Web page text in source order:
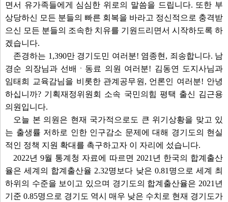
면서 유가족들에게 심심한 위로의 말씀을 드립니다. 또한 부
상당하신 모든 분들의 빠른 회복을 바라고 정신적으로 충격받
으신 모든 분들의 조속한 치유를 기원드리면서 시작하도록 하
겠습니다.
존경하는 1,390만 경기도민 여러분! 염종현, 죄송합니다. 남
경순 의장님과 선배ㆍ동료 의원 여러분! 김동연 도지사님과
임태희 교육감님을 비롯한 관계공무원, 언론인 여러분! 안녕
하십니까? 기획재정위원회 소속 국민의힘 평택 출신 김근용
의원입니다.
오늘 본 의원은 현재 국가적으로도 큰 위기상황을 맞고 있
는 출생률 저하로 인한 인구감소 문제에 대해 경기도의 현실
적인 정책 지원 확대를 촉구하고자 이 자리에 섰습니다.
2022년 9월 통계청 자료에 따르면 2021년 한국의 합계출산
율은 세계의 합계출산율 2.32명보다 낮은 0.81명으로 세계 최
하위의 수준을 보이고 있으며 경기도의 합계출산율은 2021년
기준 0.85명으로 경기도 역시 매우 낮은 수치로 현재 경기도가